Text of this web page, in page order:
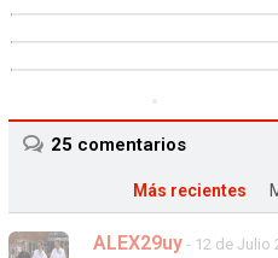
25 comentarios
Más recientes
ALEX29uy - 12 de Julio